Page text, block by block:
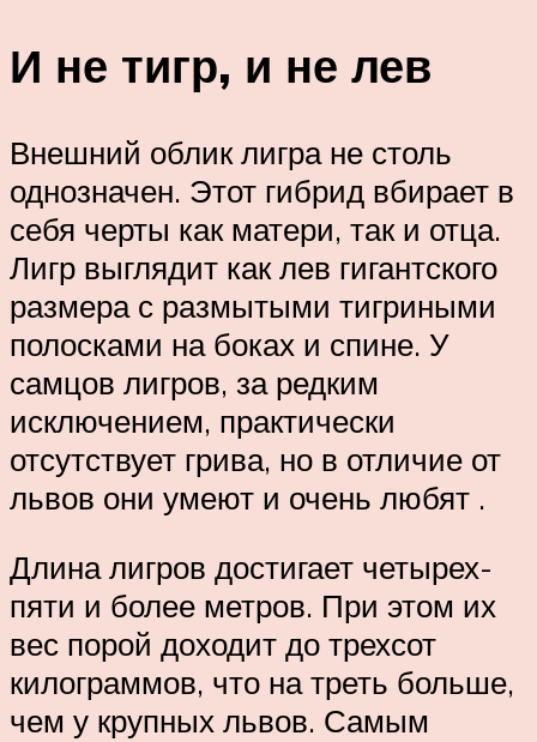
И не тигр, и не лев
Внешний облик лигра не столь
однозначен. Этот гибрид вбирает в
себя черты как матери, так и отца.
Лигр выглядит как лев гигантского
размера с размытыми тигриными
полосками на боках и спине. У
самцов лигров, за редким
исключением, практически
отсутствует грива, но в отличие от
львов они умеют и очень любят .
Длина лигров достигает четырех-
пяти и более метров. При этом их
вес порой доходит до трехсот
килограммов, что на треть больше,
чем у крупных львов. Самым